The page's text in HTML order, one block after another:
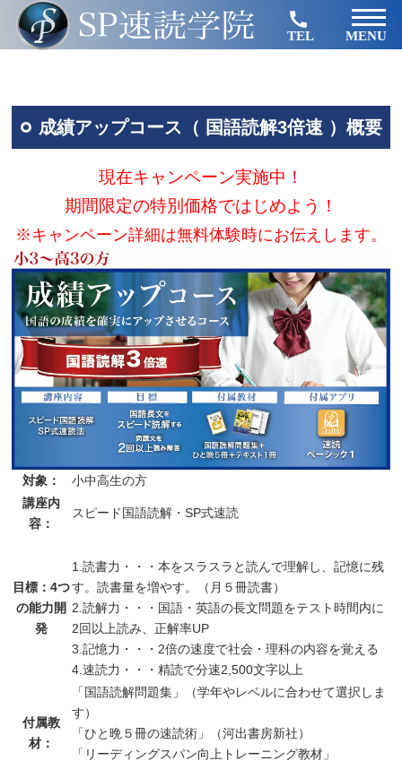
TEL MENU
成績アップコース（ 国語読解3倍速 ）概要
現在キャンペーン実施中！
期間限定の特別価格ではじめよう！
※キャンペーン詳細は無料体験時にお伝えします。
対象：
小中高生の方
講座内
容：
スピード国語読解・SP式速読
目標：4つ
の能力開
発
1.読書力・・・本をスラスラと読んで理解し、記憶に残
す。読書量を増やす。（月５冊読書）
2.読解力・・・国語・英語の長文問題をテスト時間内に
2回以上読み、正解率UP
3.記憶力・・・2倍の速度で社会・理科の内容を覚える
4.速読力・・・精読で分速2,500文字以上
付属教
材：
「国語読解問題集」（学年やレベルに合わせて選択しま
す）
「ひと晩５冊の速読術」（河出書房新社）
「リーディングスパン向上トレーニング教材」